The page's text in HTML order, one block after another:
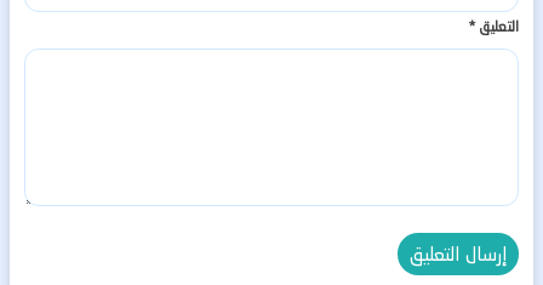
التعليق*